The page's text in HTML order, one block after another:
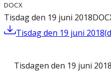
DOCX
Tisdag den 19 juni 2018
Tisdag den 19 juni 2018(
Tisdagen den 19 juni 2018